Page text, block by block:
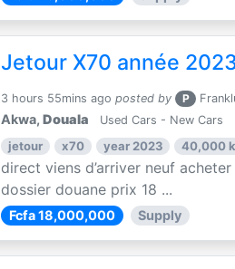
Jetour X70 année
3 hours 55mins ago posted by P
Akwa,Douala Used Cars - New Cars
jetour x70 year 2023 40,000
direct viens d’arriver neuf
dossier douane prix 18 ...
Fcfa 18,000,000 Supply